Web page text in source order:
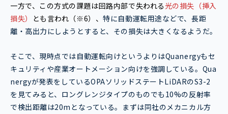
一方で、この方式の課題は回路内部で失われる 光の損失（挿入
損失）
とも言われ（※6）、特に自動運転用途などで、長距
離・高出力にしようとすると、その損失は大きくなるようだ。
そこで、現時点では自動運転向けというよりはQuanergyもセ
キュリティや産業オートメーション向けを強調している。Qua
nergyが発表をしているOPAソリッドステートLiDARのS3-2
を見てみると、ロングレンジタイプのものでも10%の反射率
で検出距離は20mとなっている。まずは同社のメカニカル方